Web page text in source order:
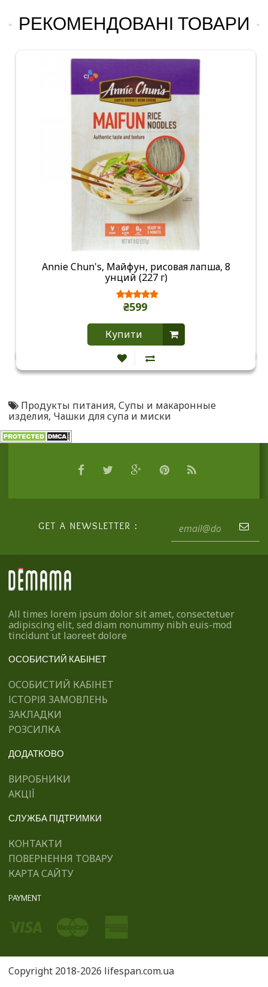
РЕКОМЕНДОВАНІ ТОВАРИ
Annie Chun's, Майфун, рисовая лапша, 8
унций (227 г)
₴599
Купити
Продукты питания, Супы и макаронные
изделия, Чашки для супа и миски
GET A NEWSLETTER :
All times lorem ipsum dolor sit amet, consectetuer
adipiscing elit, sed diam nonummy nibh euis-mod
tincidunt ut laoreet dolore
ОСОБИСТИЙ КАБІНЕТ
ОСОБИСТИЙ КАБІНЕТ
ІСТОРІЯ ЗАМОВЛЕНЬ
ЗАКЛАДКИ
РОЗСИЛКА
ДОДАТКОВО
ВИРОБНИКИ
АКЦІЇ
СЛУЖБА ПІДТРИМКИ
КОНТАКТИ
ПОВЕРНЕННЯ ТОВАРУ
КАРТА САЙТУ
PAYMENT
Copyright 2018-2026 lifespan.com.ua